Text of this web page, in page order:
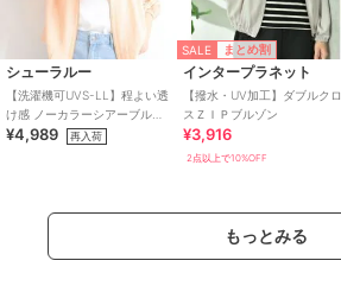
シューラルー
【洗濯機可UVS-LL】程よい透
け感 ノーカラーシアーブルゾ
ン
¥4,989 再入荷
SALE まとめ割
インタープラネット
【撥水・UV加工】ダブルクロ
スＺＩＰブルゾン
¥3,916
2点以上で10%OFF
もっとみる